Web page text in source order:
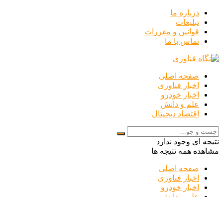
درباره ما
تبلیغات
قوانین و مقررات
تماس با ما
صفحه اصلی
اخبار فناوری
اخبار خودرو
علم و دانش
اقتصاد دیجیتال
نتیجه ای وجود ندارد
مشاهده همه نتیجه ها
صفحه اصلی
اخبار فناوری
اخبار خودرو